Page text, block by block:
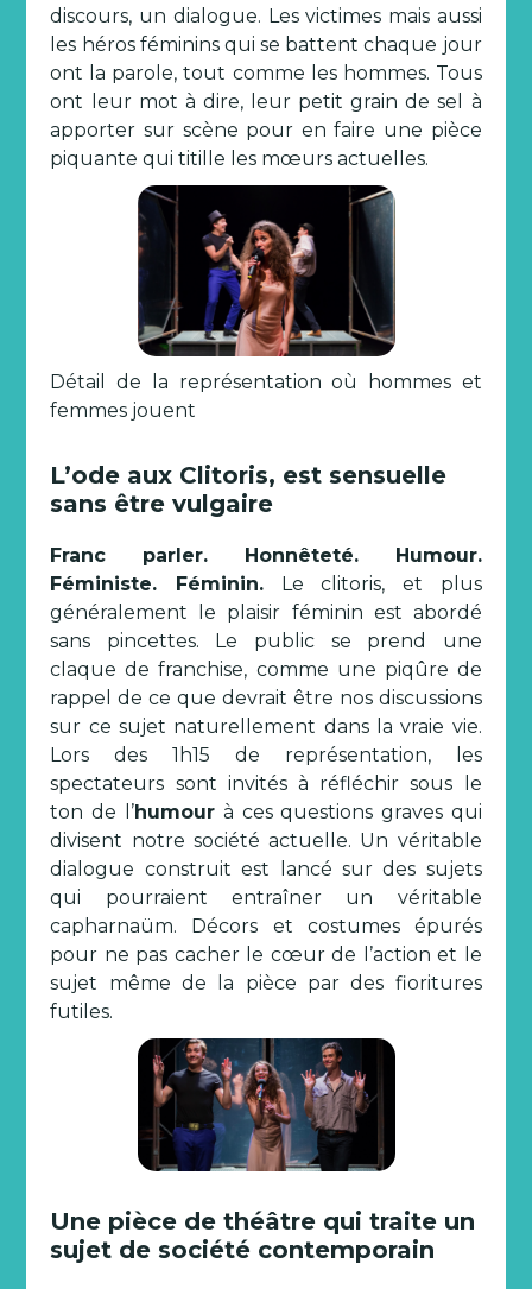
discours, un dialogue. Les victimes mais aussi
les héros féminins qui se battent chaque jour
ont la parole, tout comme les hommes. Tous
ont leur mot à dire, leur petit grain de sel à
apporter sur scène pour en faire une pièce
piquante qui titille les mœurs actuelles.
Détail de la représentation où hommes et
femmes jouent
L’ode aux Clitoris, est sensuelle
sans être vulgaire
Franc parler. Honnêteté. Humour.
Féministe. Féminin. Le clitoris, et plus
généralement le plaisir féminin est abordé
sans pincettes. Le public se prend une
claque de franchise, comme une piqûre de
rappel de ce que devrait être nos discussions
sur ce sujet naturellement dans la vraie vie.
Lors des 1h15 de représentation, les
spectateurs sont invités à réfléchir sous le
ton de l’humourà ces questions graves qui
divisent notre société actuelle. Un véritable
dialogue construit est lancé sur des sujets
qui pourraient entraîner un véritable
capharnaüm. Décors et costumes épurés
pour ne pas cacher le cœur de l’action et le
sujet même de la pièce par des fioritures
futiles.
Une pièce de théâtre qui traite un
sujet de société contemporain